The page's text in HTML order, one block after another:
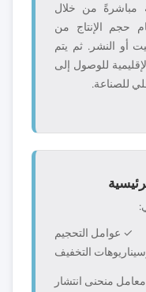
مباشرةً من خلال
حجم الإنتاج من
أو النشر. ثم يتم
للوصول إلى
للصناعة.
✓ عوامل التحجيم
التخفيف
منحنى انتشار